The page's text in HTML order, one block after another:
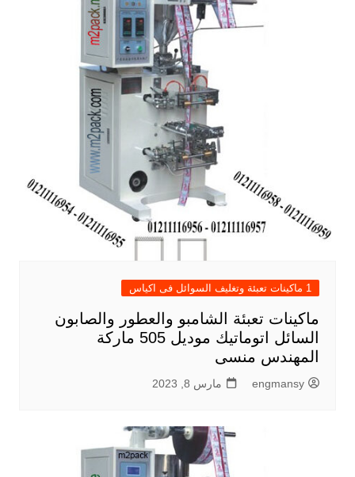
1 ماكينات تعبئة وتغليف السوائل فى اكياس
ماكينات تعبئة الشامبو والعطور والصابون
السائل اتوماتيك موديل 505 ماركة
المهندس منسى
engmansy مارس 8, 2023